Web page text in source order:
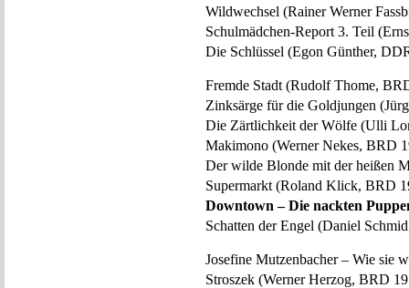
Wildwechsel (Rainer Werner
Schulmädchen-Report 3. Teil
Die Schlüssel (Egon Günther,
Fremde Stadt (Rudolf Thome,
Zinksärge für die Goldjungen
Die Zärtlichkeit der Wölfe (Ulli
Makimono (Werner Nekes, BRD
Der wilde Blonde mit der heißen
Supermarkt (Roland Klick, BRD
Downtown – Die nackten
Schatten der Engel (Daniel
Josefine Mutzenbacher – Wie
Stroszek (Werner Herzog, BRD